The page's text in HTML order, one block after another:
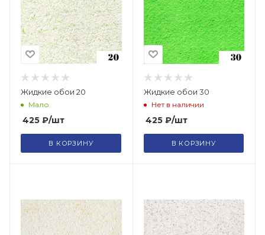
Жидкие обои 20
Мало
425 ₽/шт
В КОРЗИНУ
Жидкие обои 30
Нет в наличии
425₽/шт
В КОРЗИНУ